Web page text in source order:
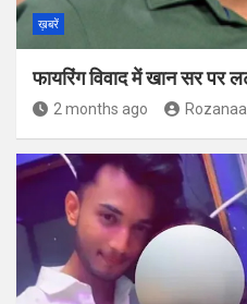
ख़बरें
फायरिंग विवाद में खान सर पर
2 months ago